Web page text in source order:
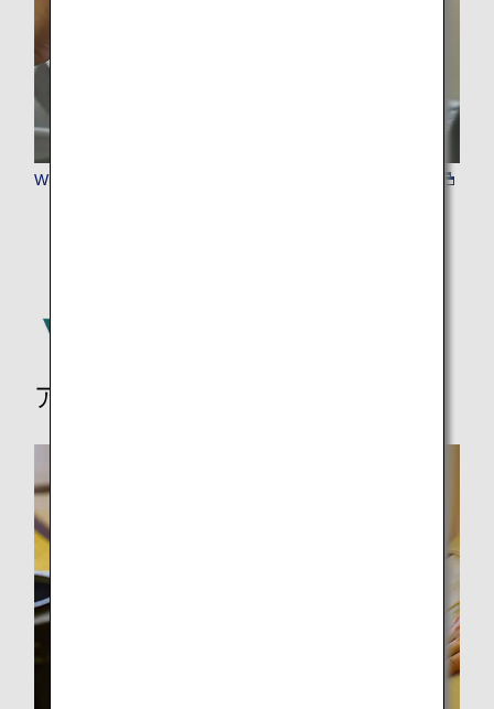
Wi-Fi&SIMカード
アクティビティ、その他